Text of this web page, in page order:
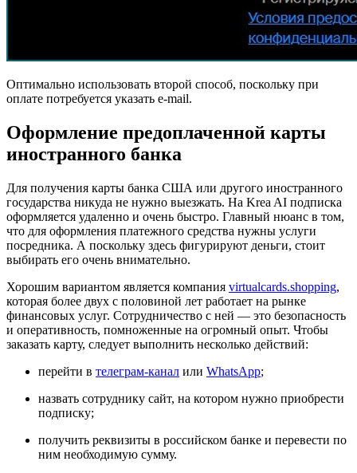
Оптимально использовать второй способ, поскольку при
оплате потребуется указать e-mail.
Оформление предоплаченной карты
иностранного банка
Для получения карты банка США или другого иностранного
государства никуда не нужно выезжать. На Krea AI подписка
оформляется удаленно и очень быстро. Главный нюанс в том,
что для оформления платежного средства нужны услуги
посредника. А поскольку здесь фигурируют деньги, стоит
выбирать его очень внимательно.
Хорошим вариантом является компания virtualcards.shopping,
которая более двух с половиной лет работает на рынке
финансовых услуг. Сотрудничество с ней — это безопасность
и оперативность, помноженные на огромный опыт. Чтобы
заказать карту, следует выполнить несколько действий:
перейти в телеграм-канал или WhatsApp;
назвать сотруднику сайт, на котором нужно приобрести
подписку;
получить реквизиты в российском банке и перевести по
ним необходимую сумму.